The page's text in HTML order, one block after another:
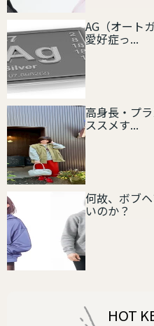
AG（オート
愛好症っ...
高身長・プ
ススメす...
何故、ボブ
いのか？
HOT